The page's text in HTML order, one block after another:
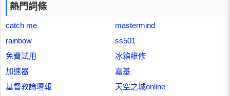
熱門詞條
catch me
mastermind
rainbow
ss501
免費試用
冰箱維修
加速器
嘉基
基督教論壇報
天空之城online